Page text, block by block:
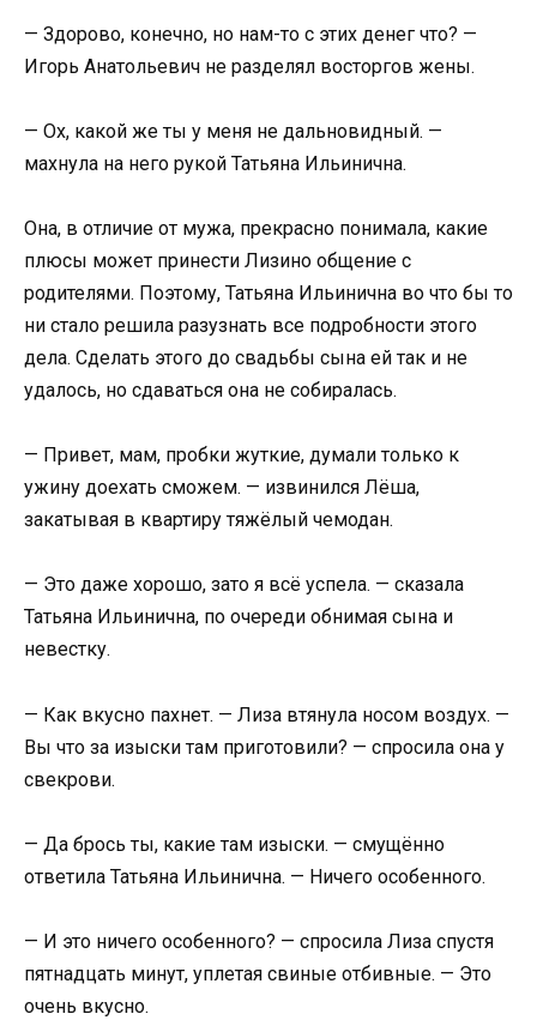
— Здорово, конечно, но нам-то с этих денег что? —
Игорь Анатольевич не разделял восторгов жены.
— Ох, какой же ты у меня не дальновидный. —
махнула на него рукой Татьяна Ильинична.
Она, в отличие от мужа, прекрасно понимала, какие
плюсы может принести Лизино общение с
родителями. Поэтому, Татьяна Ильинична во что бы то
ни стало решила разузнать все подробности этого
дела. Сделать этого до свадьбы сына ей так и не
удалось, но сдаваться она не собиралась.
— Привет, мам, пробки жуткие, думали только к
ужину доехать сможем. — извинился Лёша,
закатывая в квартиру тяжёлый чемодан.
— Это даже хорошо, зато я всё успела. — сказала
Татьяна Ильинична, по очереди обнимая сына и
невестку.
— Как вкусно пахнет. — Лиза втянула носом воздух. —
Вы что за изыски там приготовили? — спросила она у
свекрови.
— Да брось ты, какие там изыски. — смущённо
ответила Татьяна Ильинична. — Ничего особенного.
— И это ничего особенного? — спросила Лиза спустя
пятнадцать минут, уплетая свиные отбивные. — Это
очень вкусно.